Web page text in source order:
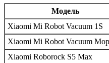
Модель
Xiaomi Mi Robot Vacuum 1S
Xiaomi Mi Robot Vacuum
Xiaomi Roborock S5 Max